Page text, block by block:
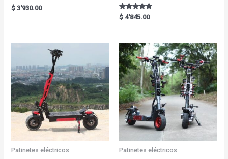
Rated
5.00
$ 3'930.00
Rated
5.00
$ 4'845.00
Patinetes eléctricos Patinetes eléctricos